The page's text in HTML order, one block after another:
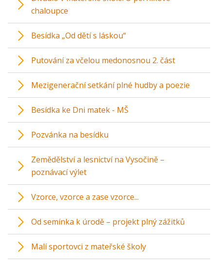
chaloupce
Besídka „Od dětí s láskou“
Putování za včelou medonosnou 2. část
Mezigenerační setkání plné hudby a poezie
Besídka ke Dni matek - MŠ
Pozvánka na besídku
Zemědělství a lesnictví na Vysočině –
poznávací výlet
Vzorce, vzorce a zase vzorce...
Od semínka k úrodě – projekt plný zážitků
Malí sportovci z mateřské školy